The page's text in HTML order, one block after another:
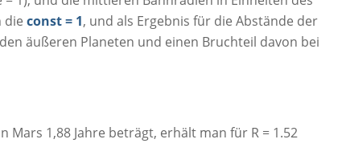
dieconst = 1, und als Ergebnis für die Abstände der
äußeren Planeten und einen Bruchteil davon bei
Mars 1,88 Jahre beträgt, erhält man für R = 1.52